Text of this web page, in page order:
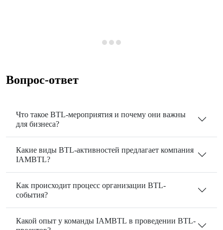
Вопрос-ответ
Что такое BTL-мероприятия и почему они важны
для бизнеса?
Какие виды BTL-активностей предлагает компания
IAMBTL?
Как происходит процесс организации BTL-
события?
Какой опыт у команды IAMBTL в проведении BTL-